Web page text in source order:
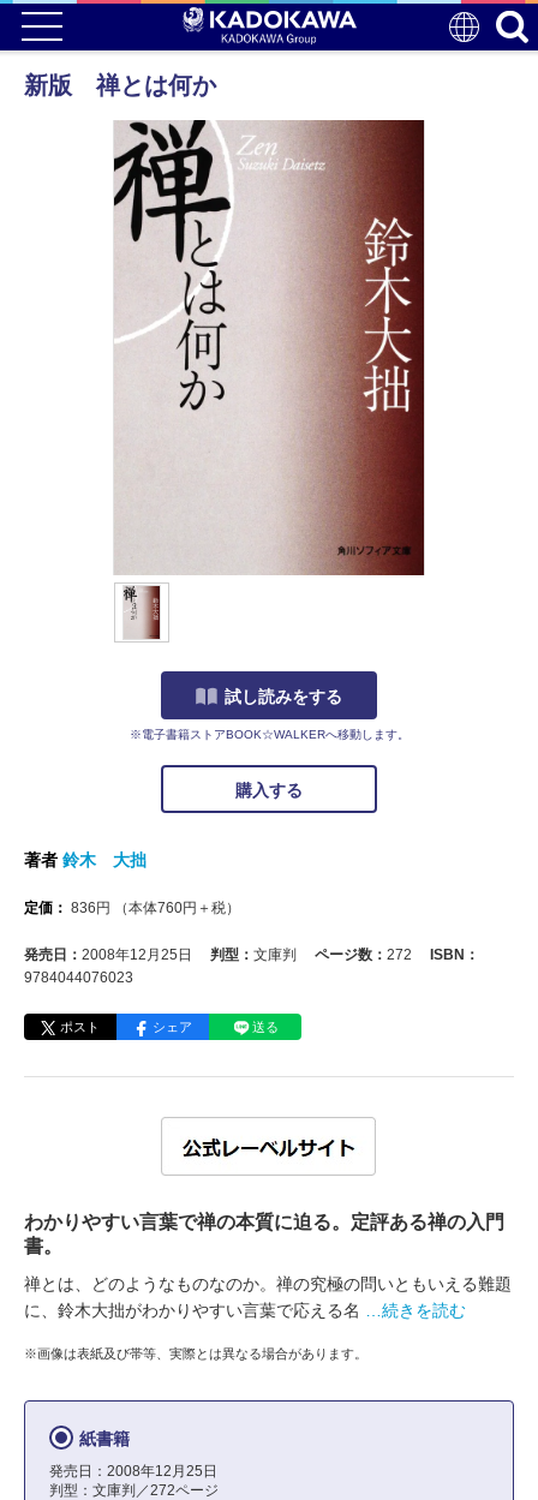
新版 禅とは何か
試し読みをする
※電子書籍ストアBOOK☆WALKERへ移動します。
購入する
著者 鈴木 大拙
定価： 836 円 （本体760円＋税）
発売日： 2008年12月25日 判型： 文庫判 ページ数： 272
ISBN：
9784044076023
ポスト シェア 送る
わかりやすい言葉で禅の本質に迫る。定評ある禅の入門
書。
禅とは、どのようなものなのか。禅の究極の問いともいえる難題
に、鈴木大拙がわかりやすい言葉で応える名
…続きを読む
※画像は表紙及び帯等、実際とは異なる場合があります。
紙書籍
発売日：2008年12月25日
判型：文庫判／272ページ